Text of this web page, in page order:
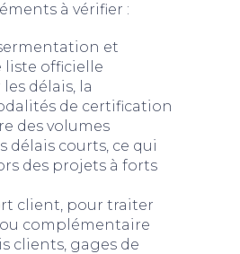
à vérifier :
et
liste officielle
délais, la
de certification
des volumes
délais courts, ce qui
des projets à forts
client, pour traiter
complémentaire
clients, gages de